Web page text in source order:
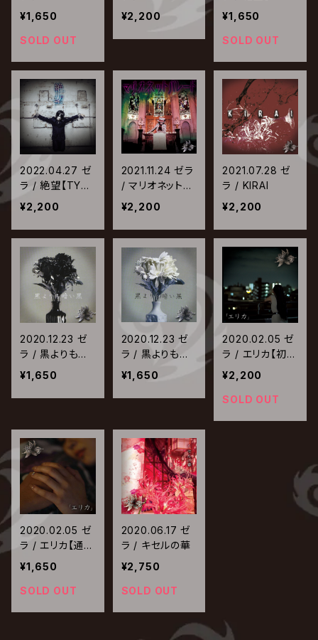
PE【TYPE-B】
¥1,650
SOLD OUT
PE【TYPE-A】
¥2,200
-B】
¥1,650
SOLD OUT
2022.04.27 ゼ
ラ / 絶望【TYPE
-A】
¥2,200
2021.11.24 ゼラ
/ マリオネットパ
レード
¥2,200
2021.07.28 ゼ
ラ / KIRAI
¥2,200
2020.12.23 ゼ
ラ / 黒よりも暗
い黒【TYPE-B】
¥1,650
2020.12.23 ゼ
ラ / 黒よりも暗
い黒【TYPE-A】
¥1,650
2020.02.05 ゼ
ラ / エリカ【初回
盤】
¥2,200
SOLD OUT
2020.02.05 ゼ
ラ / エリカ【通常
盤】
¥1,650
SOLD OUT
2020.06.17 ゼ
ラ / キセルの華
¥2,750
SOLD OUT